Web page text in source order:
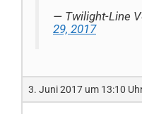
— Twilight-Line
29, 2017
3. Juni 2017 um 13:10